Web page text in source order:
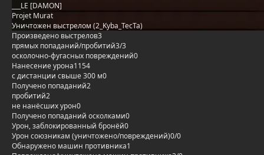
___LE [DAMON]
Projet Murat
Уничтожен выстрелом (2_Kyba_TecTa)
Произведено выстрелов3
прямых попаданий/пробитий3/3
осколочно-фугасных повреждений0
Нанесение урона1154
с дистанции свыше 300 м0
Получено попаданий2
пробитий2
не нанёсших урон0
Получено попаданий осколками0
Урон, заблокированный бронёй0
Урон союзникам (уничтожено/повреждений)0/0
Обнаружено машин противника1